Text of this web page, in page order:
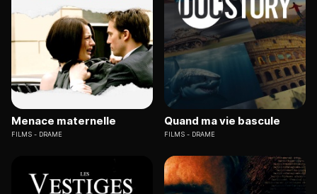
Menace maternelle
FILMS DRAME
Quand ma vie bascule
FILMS DRAME